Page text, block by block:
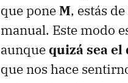
que poneM, estás
manual. Este modo
aunquequizá sea
que nos hace